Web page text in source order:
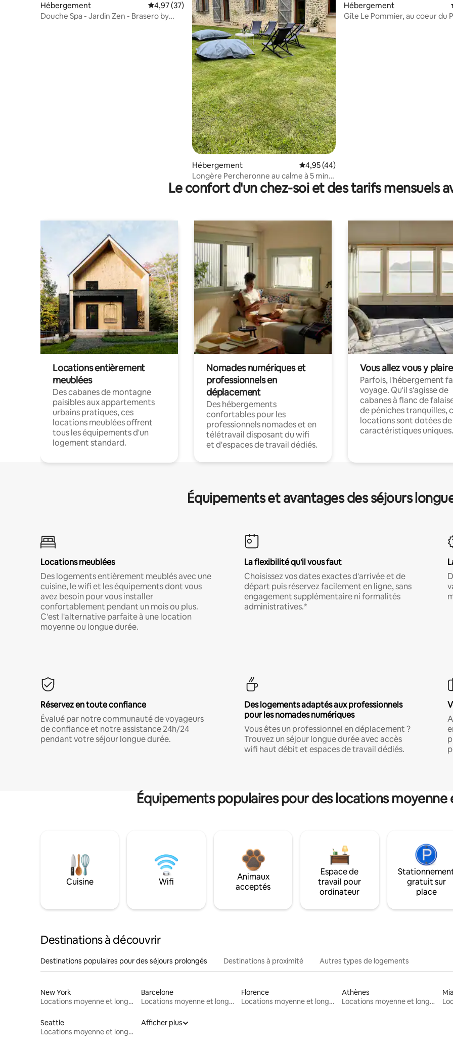
Hébergement Évaluation moyenne sur la base de 37 commentaires : 4,97 sur 5
4,97 (37)
Douche Spa - Jardin Zen - Brasero by
Hébergement Évaluation moyenne sur la base de 44
4,95 (44)
Longère Percheronne au calme à 5 min
de Mortagne
Hébergement
Gîte Le Pommier, au coeur du
Le confort d'un chez-soi et des tarifs mensuels
Locations entièrement
meublées
Des cabanes de montagne
paisibles aux appartements
urbains pratiques, ces
locations meublées offrent
tous les équipements d'un
logement standard.
Nomades numériques et
professionnels en
déplacement
Des hébergements
confortables pour les
professionnels nomades et en
télétravail disposant du wifi
et d'espaces de travail dédiés.
Vous allez vous y plaire
Parfois, l'hébergement
voyage. Qu'il s'agisse de
cabanes à flanc de
de péniches tranquilles,
locations sont dotées de
caractéristiques uniques.
Équipements et avantages des séjours
Locations meublées
Des logements entièrement meublés avec une
cuisine, le wifi et les équipements dont vous
avez besoin pour vous installer
confortablement pendant un mois ou plus.
C'est l'alternative parfaite à une location
moyenne ou longue durée.
La flexibilité qu'il vous faut
Choisissez vos dates exactes d'arrivée et de
départ puis réservez facilement en ligne, sans
engagement supplémentaire ni formalités
administratives.*
Réservez en toute confiance
Évalué par notre communauté de voyageurs
de confiance et notre assistance 24h/24
pendant votre séjour longue durée.
Des logements adaptés aux professionnels
pour les nomades numériques
Vous êtes un professionnel en déplacement ?
Trouvez un séjour longue durée avec accès
wifi haut débit et espaces de travail dédiés.
Équipements populaires pour des locations
Cuisine Wifi
Animaux
acceptés
Espace de
travail pour
ordinateur
gratuit sur
place
Destinations à découvrir
Destinations populaires pour des séjours prolongés Destinations à proximité Autres types de logements
New York
Locations moyenne et longue durée
Barcelone
Locations moyenne et longue durée
Florence
Locations moyenne et longue durée
Athènes
Locations moyenne et longue durée
Seattle
Locations moyenne et longue durée
Afficher plus